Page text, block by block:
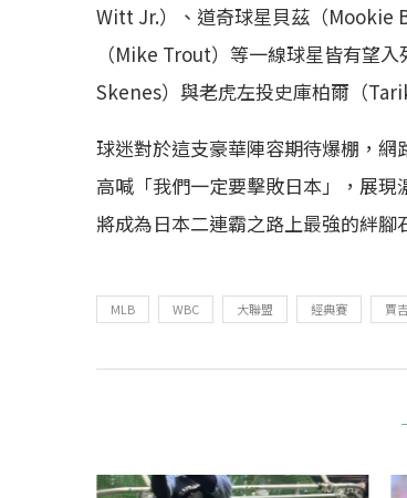
Witt Jr.）、道奇球星貝茲（Mookie
（Mike Trout）等一線球星皆有望
Skenes）與老虎左投史庫柏爾（
球迷對於這支豪華陣容期待爆棚，
高喊「我們一定要擊敗日本」，展
將成為日本二連霸之路上最強的絆腳
MLB WBC 大聯盟 經典賽 賈